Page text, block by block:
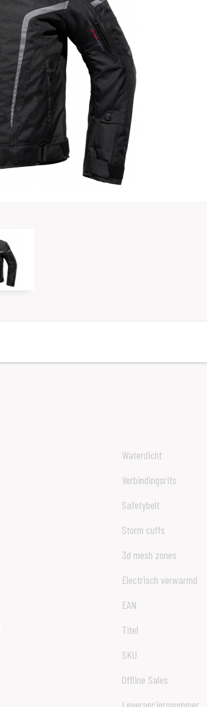
Waterdicht
Verbindingsrits
Safetybelt
Storm cuffs
3d mesh zones
Electrisch verwarmd
EAN
Titel
SKU
Offline Sales